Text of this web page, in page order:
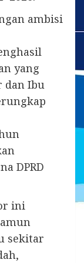
ambisi
yang
dan Ibu
DPRD
ini
sekitar